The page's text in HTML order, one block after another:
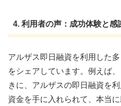
4. 利用者の声：成功体験と感
アルザス即日融資を利用した
をシェアしています。例えば
きに、アルザスの即日融資を
資金を手に入れられて、本当